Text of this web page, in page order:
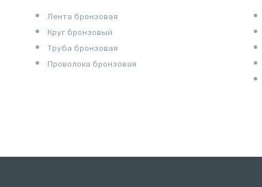
Лента бронзовая
Круг бронзовый
Труба бронзовая
Проволока бронзовая